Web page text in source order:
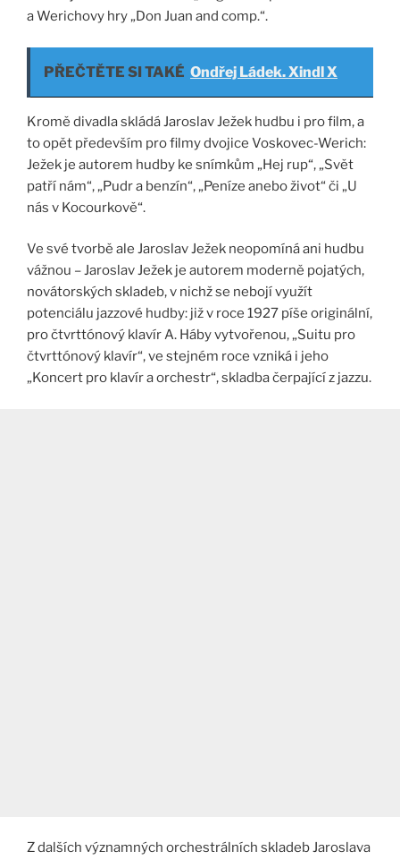
a Werichovy hry „Don Juan and comp.“.
PŘEČTĚTE SI TAKÉ Ondřej Ládek. Xindl X
Kromě divadla skládá Jaroslav Ježek hudbu i pro film, a
to opět především pro filmy dvojice Voskovec-Werich:
Ježek je autorem hudby ke snímkům „Hej rup“, „Svět
patří nám“, „Pudr a benzín“, „Peníze anebo život“ či „U
nás v Kocourkově“.
Ve své tvorbě ale Jaroslav Ježek neopomíná ani hudbu
vážnou – Jaroslav Ježek je autorem moderně pojatých,
novátorských skladeb, v nichž se nebojí využít
potenciálu jazzové hudby: již v roce 1927 píše originální,
pro čtvrttónový klavír A. Háby vytvořenou, „Suitu pro
čtvrttónový klavír“, ve stejném roce vzniká i jeho
„Koncert pro klavír a orchestr“, skladba čerpající z jazzu.
Z dalších významných orchestrálních skladeb Jaroslava